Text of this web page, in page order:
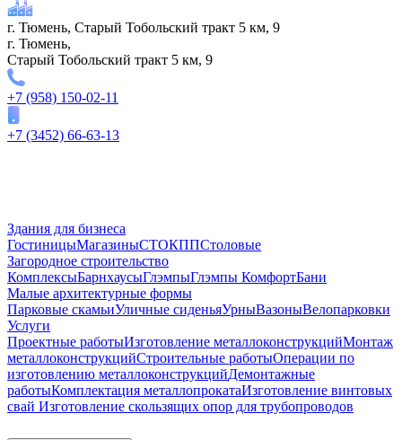
г. Тюмень, Старый Тобольский тракт 5 км, 9
г. Тюмень,
Старый Тобольский тракт 5 км, 9
+7 (958) 150-02-11
+7 (3452) 66-63-13
Здания для бизнеса
ГостиницыМагазиныСТОКППСтоловые
Загородное строительство
КомплексыБарнхаусыГлэмпыГлэмпы КомфортБани
Малые архитектурные формы
Парковые скамьиУличные сиденьяУрныВазоныВелопарковки
Услуги
Проектные работыИзготовление металлоконструкцийМонтаж
металлоконструкцийСтроительные работыОперации по
изготовлению металлоконструкцийДемонтажные
работыКомплектация металлопрокатаИзготовление винтовых
свай Изготовление скользящих опор для трубопроводов